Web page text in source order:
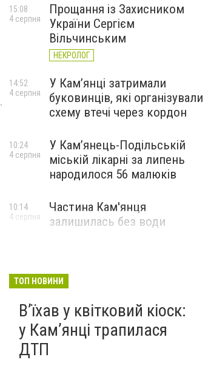
Прощання із Захисником
України Сергієм
Вільчинським
НЕКРОЛОГ
15:08
4 серпня
У Кам’янці затримали
буковинців, які організували
схему втечі через кордон
14:52
4 серпня
У Кам’янець-Подільській
міській лікарні за липень
народилося 56 малюків
10:24
4 серпня
Частина Кам'янця
залишилась без води
10:14
4 серпня
ТОП НОВИНИ
Вʼїхав у квітковий кіоск:
у Камʼянці трапилася
ДТП